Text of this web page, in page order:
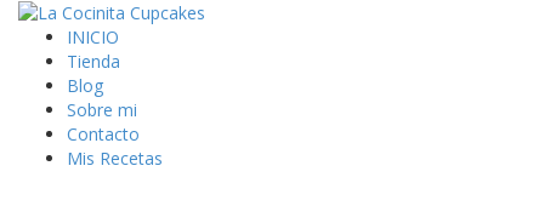
INICIO
Tienda
Blog
Sobre mi
Contacto
Mis Recetas